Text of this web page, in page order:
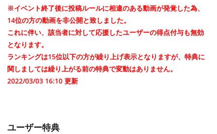
※イベント終了後に投稿ルールに相違のある動画が発覚した為、
14位の方の動画を非公開と致しました。
これに伴い、該当者に対して応援したユーザーの得点付与も無効
となります。
ランキングは15位以下の方が繰り上げ表示となりますが、特典に
関しましては繰り上がる前の特典で変動はありません。
2022/03/03 16:10 更新
ユーザー特典